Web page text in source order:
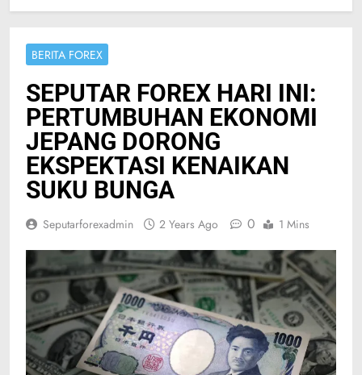
BERITA FOREX
SEPUTAR FOREX HARI INI:
PERTUMBUHAN EKONOMI
JEPANG DORONG
EKSPEKTASI KENAIKAN
SUKU BUNGA
Seputarforexadmin 2 Years Ago 0 1 Mins